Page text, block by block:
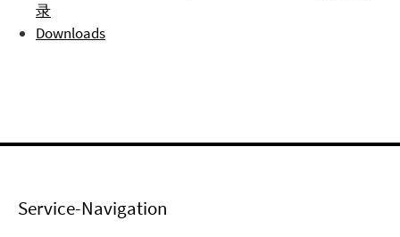
录
Downloads
Service-Navigation